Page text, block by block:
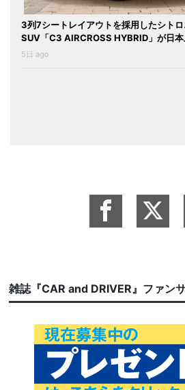
3列7シートレイアウトを採用したシト
SUV「C3 AIRCROSS HYBRID」が日
5日 ago
雑誌『CAR and DRIVER』ファン